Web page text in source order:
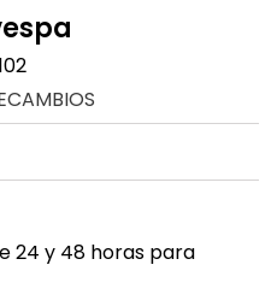
24 y 48 horas para